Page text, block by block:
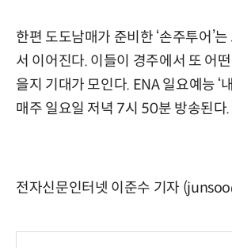
한편 도도남매가 준비한 ‘손주투어’
서 이어진다. 이들이 경주에서 또 어
을지 기대가 모인다. ENA 일요예능 ‘
매주 일요일 저녁 7시 50분 방송된다.
전자신문인터넷 이준수 기자